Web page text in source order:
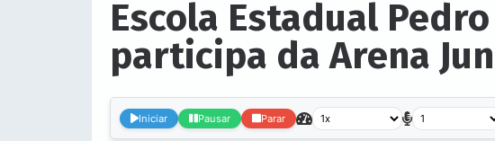
Escola Estadual
participa da Arena
Iniciar Pausar Parar